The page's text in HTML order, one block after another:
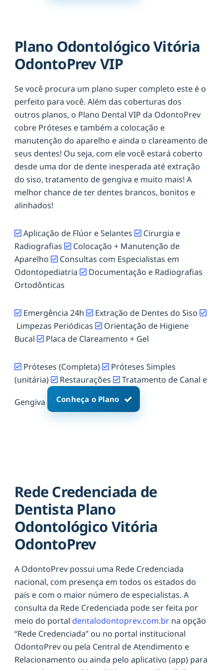
Plano Odontológico Vitória
OdontoPrev VIP
Se você procura um plano super completo este é o
perfeito para você. Além das coberturas dos
outros planos, o Plano Dental VIP da OdontoPrev
cobre Próteses e também a colocação e
manutenção do aparelho e ainda o clareamento de
seus dentes! Ou seja, com ele você estará coberto
desde uma dor de dente inesperada até extração
do siso, tratamento de gengiva e muito mais! A
melhor chance de ter dentes brancos, bonitos e
alinhados!
Aplicação de Flúor e Selantes
Cirurgia e
Radiografias
Colocação + Manutenção de
Aparelho
Consultas com Especialistas em
Odontopediatria
Documentação e Radiografias
Ortodônticas
Emergência 24h
Extração de Dentes do Siso
Limpezas Periódicas
Orientação de Higiene
Bucal
Placa de Clareamento + Gel
Próteses (Completa)
Próteses Simples
(unitária)
Restaurações Tratamento de Canal e
Gengiva Conheça o Plano
Rede Credenciada de
Dentista Plano
Odontológico Vitória
OdontoPrev
A OdontoPrev possui uma Rede Credenciada
nacional, com presença em todos os estados do
país e com o maior número de especialistas. A
consulta da Rede Credenciada pode ser feita por
meio do portal dentalodontoprev.com.br na opção
“Rede Credenciada” ou no portal institucional
OdontoPrev ou pela Central de Atendimento e
Relacionamento ou ainda pelo aplicativo (app) para